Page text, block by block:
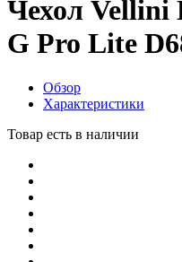
Чехол
G Pro Lite
Обзор
Характеристики
Товар есть в наличии